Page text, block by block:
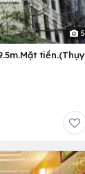
5
tiền.(Thụy